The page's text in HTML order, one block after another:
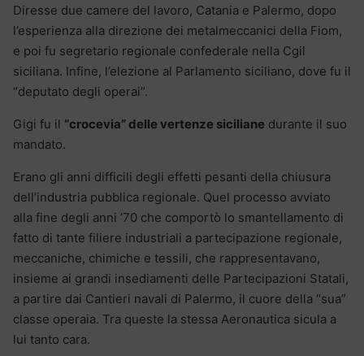
Diresse due camere del lavoro, Catania e Palermo, dopo
l’esperienza alla direzione dei metalmeccanici della Fiom,
e poi fu segretario regionale confederale nella Cgil
siciliana. Infine, l’elezione al Parlamento siciliano, dove fu il
“deputato degli operai”.
Gigi fu il “crocevia” delle vertenze siciliane durante il suo
mandato.
Erano gli anni difficili degli effetti pesanti della chiusura
dell’industria pubblica regionale. Quel processo avviato
alla fine degli anni ’70 che comportò lo smantellamento di
fatto di tante filiere industriali a partecipazione regionale,
meccaniche, chimiche e tessili, che rappresentavano,
insieme ai grandi insediamenti delle Partecipazioni Statali,
a partire dai Cantieri navali di Palermo, il cuore della “sua”
classe operaia. Tra queste la stessa Aeronautica sicula a
lui tanto cara.